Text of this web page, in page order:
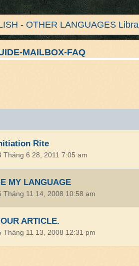
- OTHER LANGUAGES
MAILBOX-FAQ
Rite
Tháng 6 28, 2011 7:05 am
MY LANGUAGE
Tháng 11 14, 2008 10:58 am
ARTICLE.
Tháng 11 13, 2008 12:31 pm